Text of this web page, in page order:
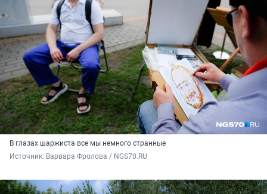
В глазах шаржиста все мы немного странные
Источник: Варвара Фролова / NGS70.RU